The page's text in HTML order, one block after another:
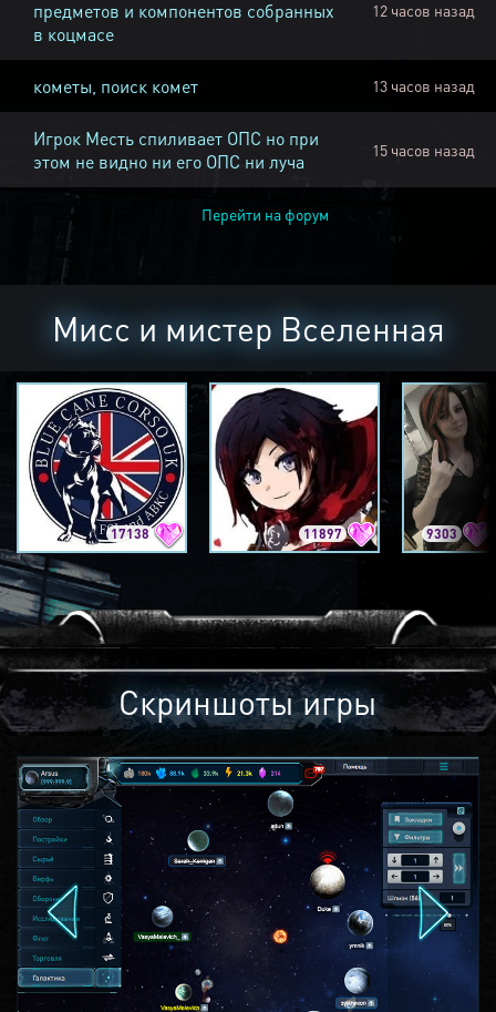
предметов и компонентов собранных
в коцмасе
12 часов назад
кометы, поиск комет 13 часов назад
Игрок Месть спиливает ОПС но при
этом не видно ни его ОПС ни луча
15 часов назад
Перейти на форум
Мисс и мистер Вселенная
17138 11897 9303
Скриншоты игры